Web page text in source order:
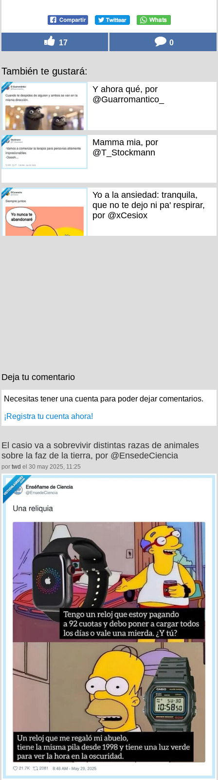
17 0
También te gustará:
Y ahora qué, por
@Guarromantico_
Mamma mia, por
@T_Stockmann
Yo a la ansiedad: tranquila,
que no te dejo ni pa' respirar,
por @xCesiox
Deja tu comentario
Necesitas tener una cuenta para poder dejar comentarios.
¡Registra tu cuenta ahora!
El casio va a sobrevivir distintas razas de animales
sobre la faz de la tierra, por @EnsedeCiencia
por twd el 30 may 2025, 11:25